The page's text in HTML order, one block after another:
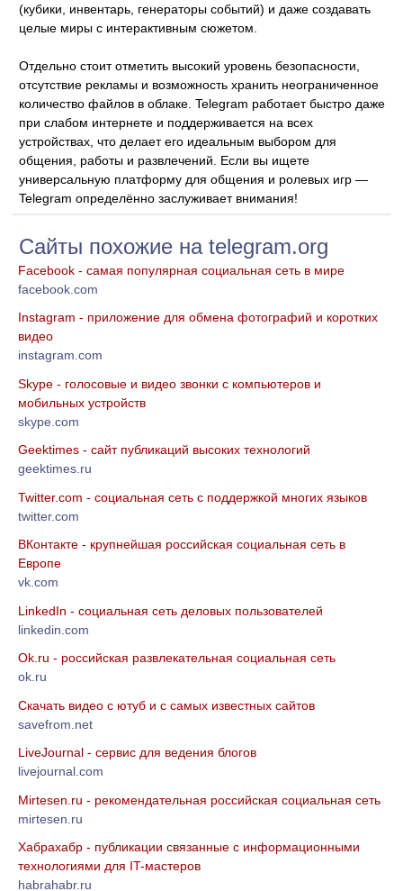
(кубики, инвентарь, генераторы событий) и даже создавать
целые миры с интерактивным сюжетом.
Отдельно стоит отметить высокий уровень безопасности,
отсутствие рекламы и возможность хранить неограниченное
количество файлов в облаке. Telegram работает быстро даже
при слабом интернете и поддерживается на всех
устройствах, что делает его идеальным выбором для
общения, работы и развлечений. Если вы ищете
универсальную платформу для общения и ролевых игр —
Telegram определённо заслуживает внимания!
Сайты похожие на telegram.org
Facebook - самая популярная социальная сеть в мире
facebook.com
Instagram - приложение для обмена фотографий и коротких
видео
instagram.com
Skype - голосовые и видео звонки с компьютеров и
мобильных устройств
skype.com
Geektimes - cайт публикаций высоких технологий
geektimes.ru
Twitter.com - социальная сеть с поддержкой многих языков
twitter.com
ВКонтакте - крупнейшая российская социальная сеть в
Европе
vk.com
LinkedIn - социальная сеть деловых пользователей
linkedin.com
Ok.ru - российская развлекательная социальная сеть
ok.ru
Скачать видео с ютуб и с самых известных сайтов
savefrom.net
LiveJournal - сервис для ведения блогов
livejournal.com
Mirtesen.ru - рекомендательная российская социальная сеть
mirtesen.ru
Хабрахабр - публикации связанные с информационными
технологиями для IT-мастеров
habrahabr.ru